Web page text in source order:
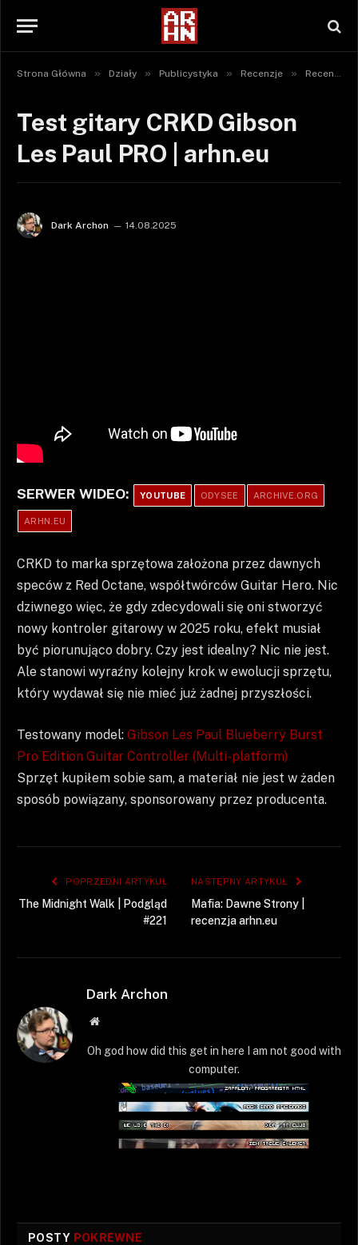
Strona Główna » Działy » Publicystyka » Recenzje » Recenzje sprzętu
Test gitary CRKD Gibson
Les Paul PRO | arhn.eu
Dark Archon 14.08.2025
SERWER WIDEO: YOUTUBE ODYSEE ARCHIVE.ORG
ARHN.EU
CRKD to marka sprzętowa założona przez dawnych
speców z Red Octane, współtwórców Guitar Hero. Nic
dziwnego więc, że gdy zdecydowali się oni stworzyć
nowy kontroler gitarowy w 2025 roku, efekt musiał
być piorunująco dobry. Czy jest idealny? Nic nie jest.
Ale stanowi wyraźny kolejny krok w ewolucji sprzętu,
który wydawał się nie mieć już żadnej przyszłości.
Testowany model: Gibson Les Paul Blueberry Burst
Pro Edition Guitar Controller (Multi-platform)
Sprzęt kupiłem sobie sam, a materiał nie jest w żaden
sposób powiązany, sponsorowany przez producenta.
POPRZEDNI ARTYKUŁ
The Midnight Walk | Podgląd
#221
NASTĘPNY ARTYKUŁ
Mafia: Dawne Strony |
recenzja arhn.eu
Dark Archon
Strona
Oh god how did this get in here I am not good with
computer.
POSTY POKREWNE